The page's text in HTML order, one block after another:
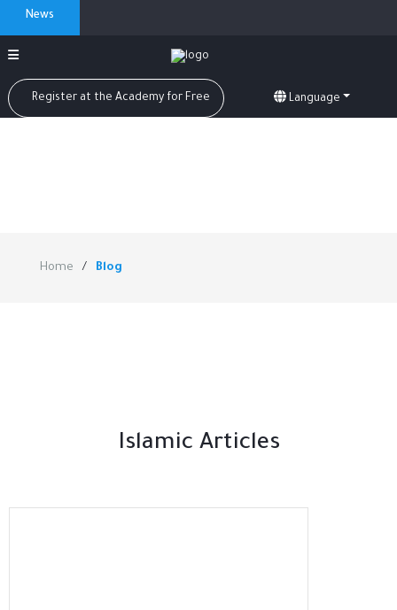
News
Register at the Academy for Free Language
Home Blog
Islamic Articles